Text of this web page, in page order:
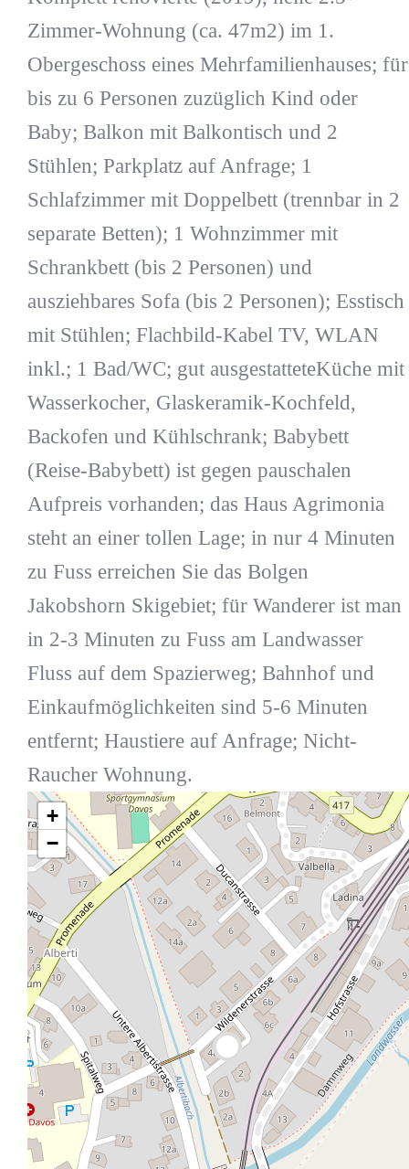
Zimmer-Wohnung (ca. 47m2) im 1.
Obergeschoss eines Mehrfamilienhauses; für
bis zu 6 Personen zuzüglich Kind oder
Baby; Balkon mit Balkontisch und 2
Stühlen; Parkplatz auf Anfrage; 1
Schlafzimmer mit Doppelbett (trennbar in 2
separate Betten); 1 Wohnzimmer mit
Schrankbett (bis 2 Personen) und
ausziehbares Sofa (bis 2 Personen); Esstisch
mit Stühlen; Flachbild-Kabel TV, WLAN
inkl.; 1 Bad/WC; gut ausgestatteteKüche mit
Wasserkocher, Glaskeramik-Kochfeld,
Backofen und Kühlschrank; Babybett
(Reise-Babybett) ist gegen pauschalen
Aufpreis vorhanden; das Haus Agrimonia
steht an einer tollen Lage; in nur 4 Minuten
zu Fuss erreichen Sie das Bolgen
Jakobshorn Skigebiet; für Wanderer ist man
in 2-3 Minuten zu Fuss am Landwasser
Fluss auf dem Spazierweg; Bahnhof und
Einkaufmöglichkeiten sind 5-6 Minuten
entfernt; Haustiere auf Anfrage; Nicht-
Raucher Wohnung.
+
−